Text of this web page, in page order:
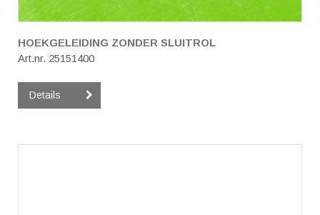
HOEKGELEIDING ZONDER SLUITROL
Art.nr. 25151400
Details